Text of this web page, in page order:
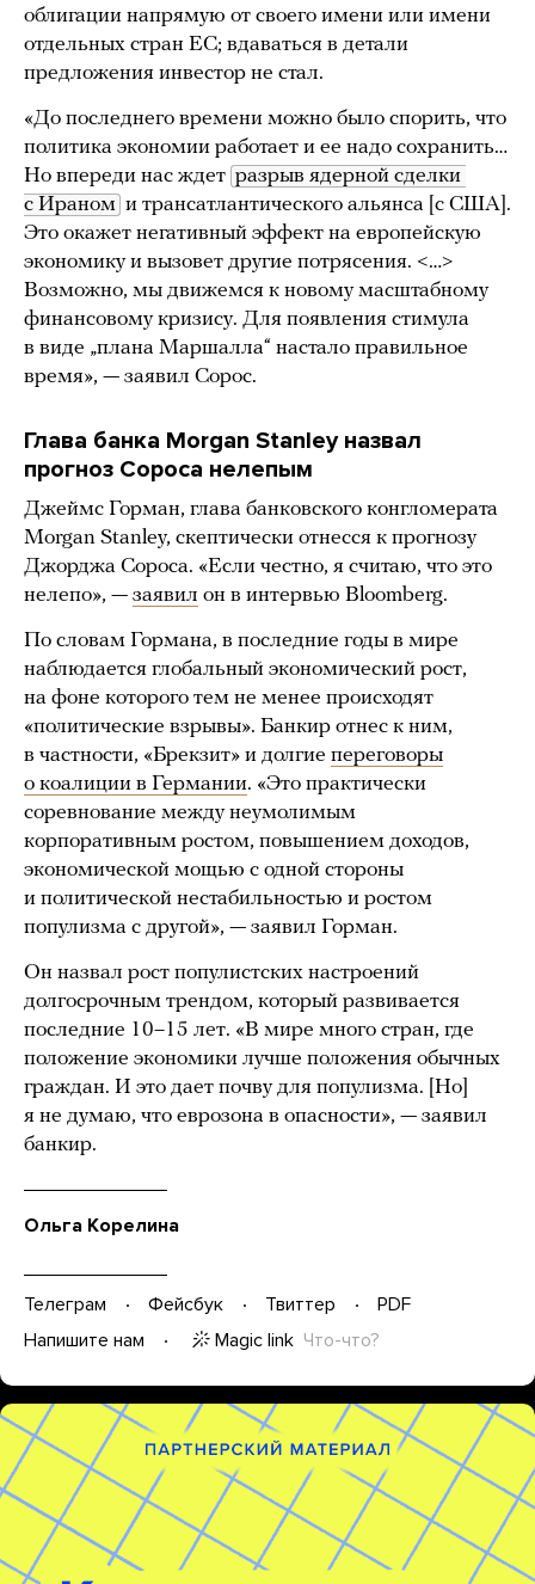
облигации напрямую от своего имени или имени
отдельных стран ЕС; вдаваться в детали
предложения инвестор не стал.
«До последнего времени можно было спорить, что
политика экономии работает и ее надо сохранить…
Но впереди нас ждет разрыв ядерной сделки
с Ираном и трансатлантического альянса [c США].
Это окажет негативный эффект на европейскую
экономику и вызовет другие потрясения. <…>
Возможно, мы движемся к новому масштабному
финансовому кризису. Для появления стимула
в виде „плана Маршалла“ настало правильное
время», — заявил Сорос.
Глава банка Morgan Stanley назвал
прогноз Сороса нелепым
Джеймс Горман, глава банковского конгломерата ​
Morgan Stanley, скептически отнесся к прогнозу
Джорджа Сороса. «Если честно, я считаю, что это
нелепо», — заявил он в интервью Bloomberg.
По словам Гормана, в последние годы в мире
наблюдается глобальный экономический рост,
на фоне которого тем не менее происходят
«политические взрывы». Банкир отнес к ним,
в частности, «Брекзит» и долгие переговоры
о коалиции в Германии. «Это практически
соревнование между неумолимым
корпоративным ростом, повышением доходов,
экономической мощью с одной стороны
и политической нестабильностью и ростом
популизма с другой», — заявил Горман.
Он назвал рост популистских настроений
долгосрочным трендом, который развивается
последние 10–15 лет. «В мире много стран, где
положение экономики лучше положения обычных
граждан. И это дает почву для популизма. [Но]
я не думаю, что еврозона в опасности», — заявил
банкир.
Ольга Корелина
Телеграм Фейсбук Твиттер
PDF
Напишите нам
Magic link Что-что?